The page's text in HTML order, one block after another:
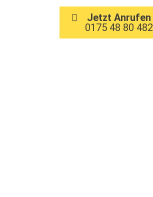
Jetzt Anrufen
0175 48 80 482